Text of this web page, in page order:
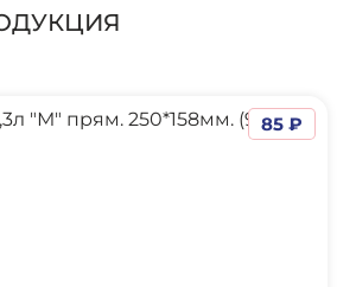
85 ₽